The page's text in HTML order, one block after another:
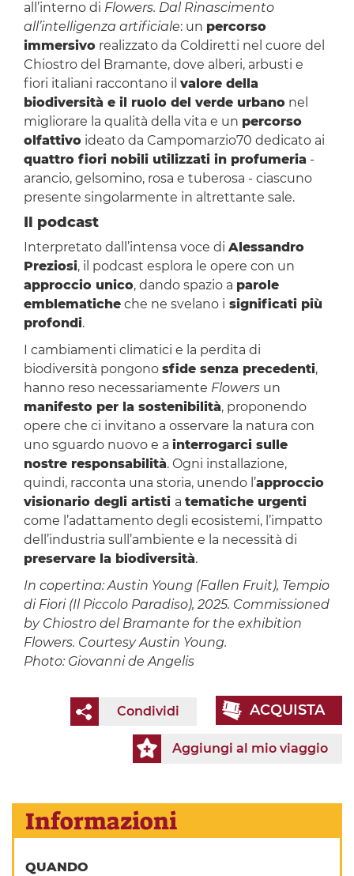
all’interno di Flowers. Dal Rinascimento
all’intelligenza artificiale: un percorso
immersivorealizzato da Coldiretti nel cuore del
Chiostro del Bramante, dove alberi, arbusti e
fiori italiani raccontano il valore della
biodiversità e il ruolo del verde urbanonel
migliorare la qualità della vita e un percorso
olfattivoideato da Campomarzio70 dedicato ai
quattro fiori nobili utilizzati in profumeria -
arancio, gelsomino, rosa e tuberosa - ciascuno
presente singolarmente in altrettante sale.
Il podcast
Interpretato dall’intensa voce di Alessandro
Preziosi, il podcast esplora le opere con un
approccio unico, dando spazio a parole
emblematicheche ne svelano i significati più
profondi.
I cambiamenti climatici e la perdita di
biodiversità pongono sfide senza precedenti,
hanno reso necessariamente Flowers un
manifesto per la sostenibilità, proponendo
opere che ci invitano a osservare la natura con
uno sguardo nuovo e a interrogarci sulle
nostre responsabilità. Ogni installazione,
quindi, racconta una storia, unendo l’approccio
visionario degli artisti a tematiche urgenti
come l’adattamento degli ecosistemi, l’impatto
dell’industria sull’ambiente e la necessità di
preservare la biodiversità.
In copertina: Austin Young (Fallen Fruit), Tempio
di Fiori (Il Piccolo Paradiso), 2025. Commissioned
by Chiostro del Bramante for the exhibition
Flowers. Courtesy Austin Young.
Photo: Giovanni de Angelis
ACQUISTA
Condividi
Aggiungi al mio viaggio
Informazioni
QUANDO